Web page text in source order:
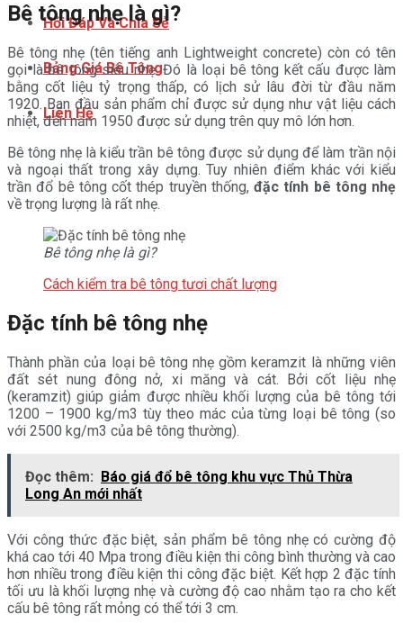
Hỏi Đáp Và Chia Sẻ
Bảng Giá Bê Tông
Liên Hệ
Bê tông nhẹ là gì?
Bê tông nhẹ (tên tiếng anh Lightweight concrete) còn có tên
gọi là bê tông siêu nhẹ. Đó là loại bê tông kết cấu được làm
bằng cốt liệu tỷ trọng thấp, có lịch sử lâu đời từ đầu năm
1920. Ban đầu sản phẩm chỉ được sử dụng như vật liệu cách
nhiệt, đến năm 1950 được sử dụng trên quy mô lớn hơn.
Bê tông nhẹ là kiểu trần bê tông được sử dụng để làm trần nội
và ngoại thất trong xây dựng. Tuy nhiên điểm khác với kiểu
trần đổ bê tông cốt thép truyền thống, đặc tính bê tông nhẹ
về trọng lượng là rất nhẹ.
Bê tông nhẹ là gì?
Cách kiểm tra bê tông tươi chất lượng
Đặc tính bê tông nhẹ
Thành phần của loại bê tông nhẹ gồm keramzit là những viên
đất sét nung đông nở, xi măng và cát. Bởi cốt liệu nhẹ
(keramzit) giúp giảm được nhiều khối lượng của bê tông tới
1200 – 1900 kg/m3 tùy theo mác của từng loại bê tông (so
với 2500 kg/m3 của bê tông thường).
Đọc thêm: Báo giá đổ bê tông khu vực Thủ Thừa
Long An mới nhất
Với công thức đặc biệt, sản phẩm bê tông nhẹ có cường độ
khá cao tới 40 Mpa trong điều kiện thi công bình thường và cao
hơn nhiều trong điều kiện thi công đặc biệt. Kết hợp 2 đặc tính
tối ưu là khối lượng nhẹ và cường độ cao nhằm tạo ra cho kết
cấu bê tông rất mỏng có thể tới 3 cm.